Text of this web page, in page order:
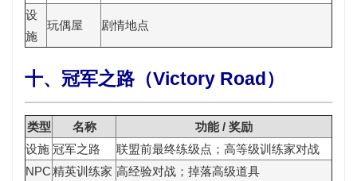
设
施
玩偶屋 剧情地点
十、冠军之路（Victory Road）
类型 名称
功能 / 奖励
设施 冠军之路
联盟前最终练级点；高等级训练家对战
NPC精英训练家 高经验对战；掉落高级道具